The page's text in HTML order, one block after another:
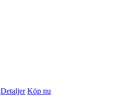
Detaljer Köp nu